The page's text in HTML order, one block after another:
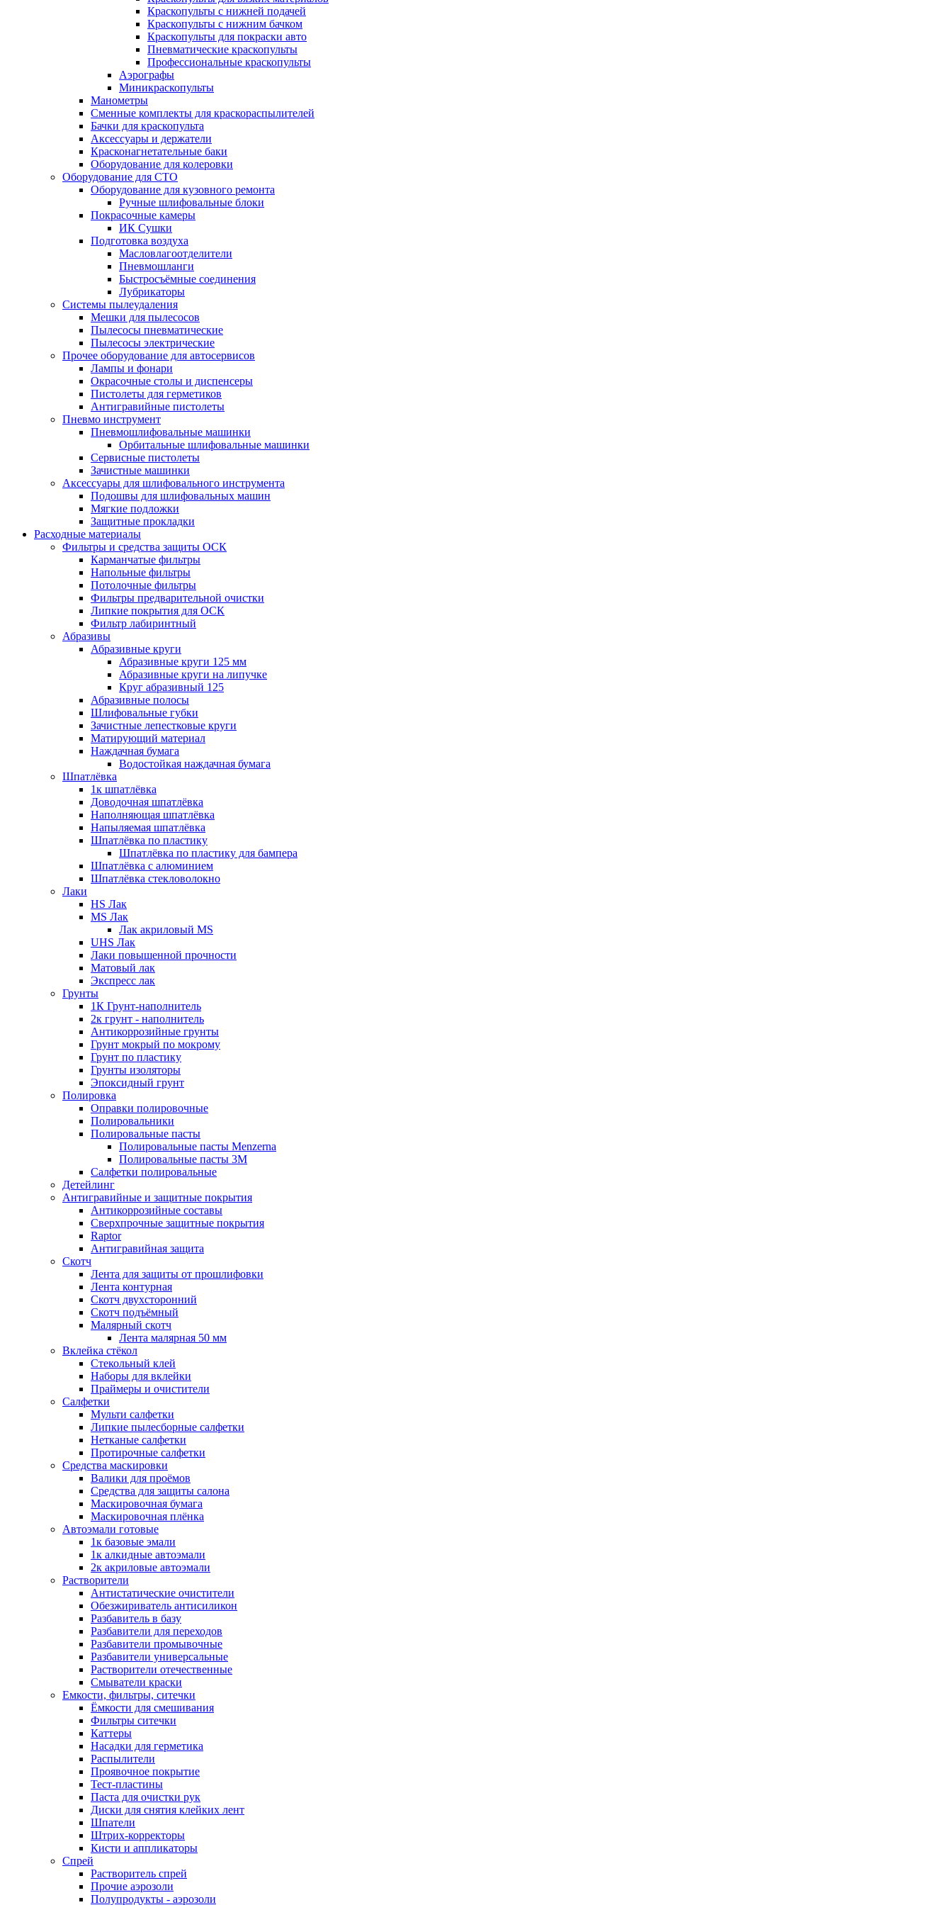
Краскопульты с нижней подачей
Краскопульты с нижним бачком
Краскопульты для покраски авто
Пневматические краскопульты
Профессиональные краскопульты
Аэрографы
Миникраскопульты
Манометры
Сменные комплекты для краскораспылителей
Бачки для краскопульта
Аксессуары и держатели
Красконагнетательные баки
Оборудование для колеровки
Оборудование для СТО
Оборудование для кузовного ремонта
Ручные шлифовальные блоки
Покрасочные камеры
ИК Сушки
Подготовка воздуха
Масловлагоотделители
Пневмошланги
Быстросъёмные соединения
Лубрикаторы
Системы пылеудаления
Мешки для пылесосов
Пылесосы пневматические
Пылесосы электрические
Прочее оборудование для автосервисов
Лампы и фонари
Окрасочные столы и диспенсеры
Пистолеты для герметиков
Антигравийные пистолеты
Пневмо инструмент
Пневмошлифовальные машинки
Орбитальные шлифовальные машинки
Сервисные пистолеты
Зачистные машинки
Аксессуары для шлифовального инструмента
Подошвы для шлифовальных машин
Мягкие подложки
Защитные прокладки
Расходные материалы
Фильтры и средства защиты ОСК
Карманчатые фильтры
Напольные фильтры
Потолочные фильтры
Фильтры предварительной очистки
Липкие покрытия для ОСК
Фильтр лабиринтный
Абразивы
Абразивные круги
Абразивные круги 125 мм
Абразивные круги на липучке
Круг абразивный 125
Абразивные полосы
Шлифовальные губки
Зачистные лепестковые круги
Матирующий материал
Наждачная бумага
Водостойкая наждачная бумага
Шпатлёвка
1к шпатлёвка
Доводочная шпатлёвка
Наполняющая шпатлёвка
Напыляемая шпатлёвка
Шпатлёвка по пластику
Шпатлёвка по пластику для бампера
Шпатлёвка с алюминием
Шпатлёвка стекловолокно
Лаки
HS Лак
MS Лак
Лак акриловый MS
UHS Лак
Лаки повышенной прочности
Матовый лак
Экспресс лак
Грунты
1К Грунт-наполнитель
2к грунт - наполнитель
Антикоррозийные грунты
Грунт мокрый по мокрому
Грунт по пластику
Грунты изоляторы
Эпоксидный грунт
Полировка
Оправки полировочные
Полировальники
Полировальные пасты
Полировальные пасты Menzerna
Полировальные пасты 3M
Салфетки полировальные
Детейлинг
Антигравийные и защитные покрытия
Антикоррозийные составы
Сверхпрочные защитные покрытия
Raptor
Антигравийная защита
Скотч
Лента для защиты от прошлифовки
Лента контурная
Скотч двухсторонний
Скотч подъёмный
Малярный скотч
Лента малярная 50 мм
Вклейка стёкол
Стекольный клей
Наборы для вклейки
Праймеры и очистители
Салфетки
Мульти салфетки
Липкие пылесборные салфетки
Нетканые салфетки
Протирочные салфетки
Средства маскировки
Валики для проёмов
Средства для защиты салона
Маскировочная бумага
Маскировочная плёнка
Автоэмали готовые
1к базовые эмали
1к алкидные автоэмали
2к акриловые автоэмали
Растворители
Антистатические очистители
Обезжириватель антисиликон
Разбавитель в базу
Разбавители для переходов
Разбавители промывочные
Разбавители универсальные
Растворители отечественные
Смыватели краски
Емкости, фильтры, ситечки
Ёмкости для смешивания
Фильтры ситечки
Каттеры
Насадки для герметика
Распылители
Проявочное покрытие
Тест-пластины
Паста для очистки рук
Диски для снятия клейких лент
Шпатели
Штрих-корректоры
Кисти и аппликаторы
Спрей
Растворитель спрей
Прочие аэрозоли
Полупродукты - аэрозоли